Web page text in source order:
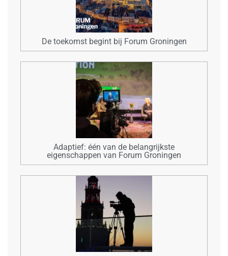
De toekomst begint bij Forum Groningen
Adaptief: één van de belangrijkste
eigenschappen van Forum Groningen